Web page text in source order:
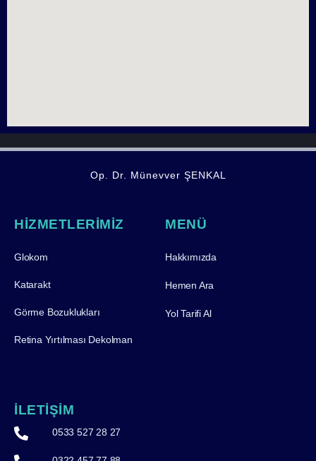
Op. Dr. Münevver ŞENKAL
HİZMETLERİMİZ
Glokom
Katarakt
Görme Bozuklukları
Retina Yırtılması Dekolman
MENÜ
Hakkımızda
Hemen Ara
Yol Tarifi Al
İLETİŞİM
0533 527 28 27